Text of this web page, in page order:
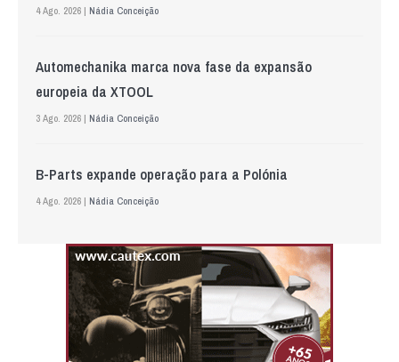
4 Ago. 2026 | Nádia Conceição
Automechanika marca nova fase da expansão
europeia da XTOOL
3 Ago. 2026 | Nádia Conceição
B-Parts expande operação para a Polónia
4 Ago. 2026 | Nádia Conceição